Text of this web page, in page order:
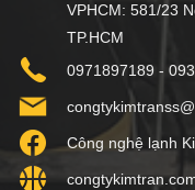
VPHCM: 581/23
TP.HCM
0971897189 -
Công nghệ lạnh